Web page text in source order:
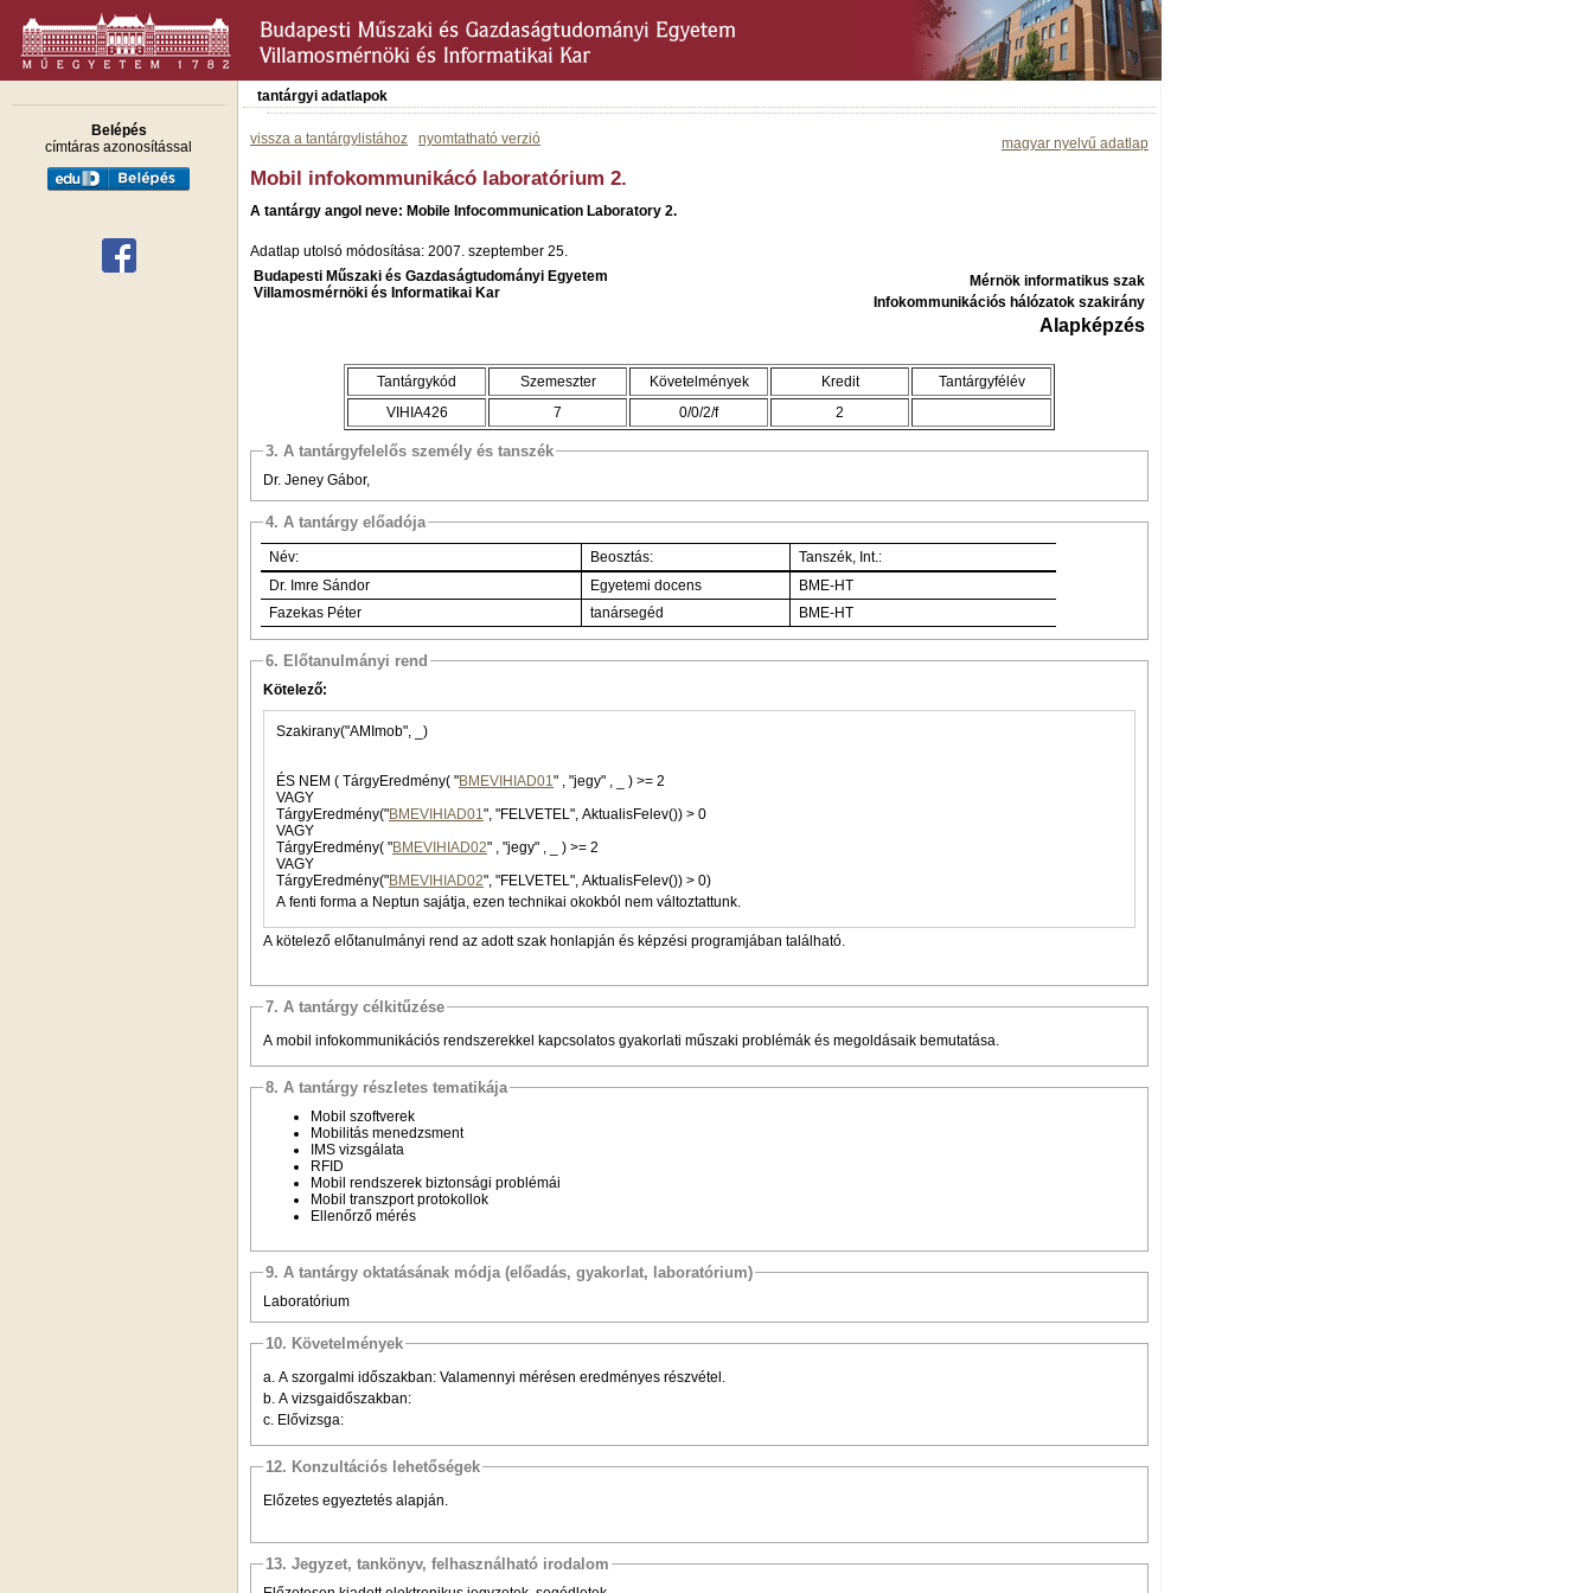
Belépés
címtáras azonosítással
tantárgyi adatlapok
magyar nyelvű adatlap
vissza a tantárgylistához nyomtatható verzió
Mobil infokommunikácó laboratórium 2.
A tantárgy angol neve: Mobile Infocommunication Laboratory 2.
Adatlap utolsó módosítása: 2007. szeptember 25.
Budapesti Műszaki és Gazdaságtudományi Egyetem
Villamosmérnöki és Informatikai Kar
Mérnök informatikus szak
Infokommunikációs hálózatok szakirány
Alapképzés
Tantárgykód Szemeszter Követelmények Kredit
Tantárgyfélév
VIHIA426
7 0/0/2/f 2
3. A tantárgyfelelős személy és tanszék
Dr. Jeney Gábor,
4. A tantárgy előadója
Név: Beosztás:
Tanszék, Int.:
Dr. Imre Sándor
Egyetemi docens
BME-HT
Fazekas Péter
tanársegéd BME-HT
6. Előtanulmányi rend
Kötelező:
Szakirany("AMImob", _)
ÉS NEM ( TárgyEredmény( "BMEVIHIAD01
" , "jegy" , _ ) >= 2
VAGY
TárgyEredmény("BMEVIHIAD01", "FELVETEL", AktualisFelev()) > 0
VAGY
TárgyEredmény( "BMEVIHIAD02
" , "jegy" , _ ) >= 2
VAGY
TárgyEredmény("BMEVIHIAD02", "FELVETEL", AktualisFelev()) > 0)
A fenti forma a Neptun sajátja, ezen technikai okokból nem változtattunk.
A kötelező előtanulmányi rend az adott szak honlapján és képzési programjában található.
7. A tantárgy célkitűzése
A mobil infokommunikációs rendszerekkel kapcsolatos gyakorlati műszaki problémák és megoldásaik bemutatása.
8. A tantárgy részletes tematikája
Mobil szoftverek
Mobilitás menedzsment
IMS vizsgálata
RFID
Mobil rendszerek biztonsági problémái
Mobil transzport protokollok
Ellenőrző mérés
9. A tantárgy oktatásának módja (előadás, gyakorlat, laboratórium)
Laboratórium
10. Követelmények
a. A szorgalmi időszakban: Valamennyi mérésen eredményes részvétel.
b. A vizsgaidőszakban:
c. Elővizsga:
12. Konzultációs lehetőségek
Előzetes egyeztetés alapján.
13. Jegyzet, tankönyv, felhasználható irodalom